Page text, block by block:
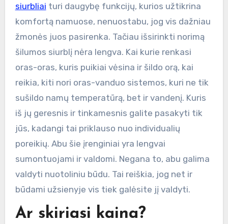
siurbliai turi daugybę funkcijų, kurios užtikrina
komfortą namuose, nenuostabu, jog vis dažniau
žmonės juos pasirenka. Tačiau išsirinkti norimą
šilumos siurblį nėra lengva. Kai kurie renkasi
oras-oras, kuris puikiai vėsina ir šildo orą, kai
reikia, kiti nori oras-vanduo sistemos, kuri ne tik
sušildo namų temperatūrą, bet ir vandenį. Kuris
iš jų geresnis ir tinkamesnis galite pasakyti tik
jūs, kadangi tai priklauso nuo individualių
poreikių. Abu šie įrenginiai yra lengvai
sumontuojami ir valdomi. Negana to, abu galima
valdyti nuotoliniu būdu. Tai reiškia, jog net ir
būdami užsienyje vis tiek galėsite jį valdyti.
Ar skiriasi kaina?